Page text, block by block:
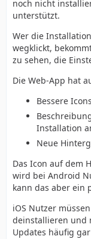
noch nicht
unterstützt.
Wer die
wegklickt,
zu sehen, die
Die Web-App hat
Bessere
Installation
Neue
Das Icon auf dem
wird bei Android
kann das aber ein
iOS Nutzer
deinstallieren und
Updates häufig